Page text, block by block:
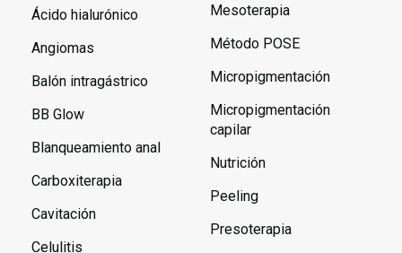
Ácido hialurónico
Angiomas
Balón intragástrico
BB Glow
Blanqueamiento anal
Carboxiterapia
Cavitación
Celulitis
Mesoterapia
Método POSE
Micropigmentación
Micropigmentación
capilar
Nutrición
Peeling
Presoterapia